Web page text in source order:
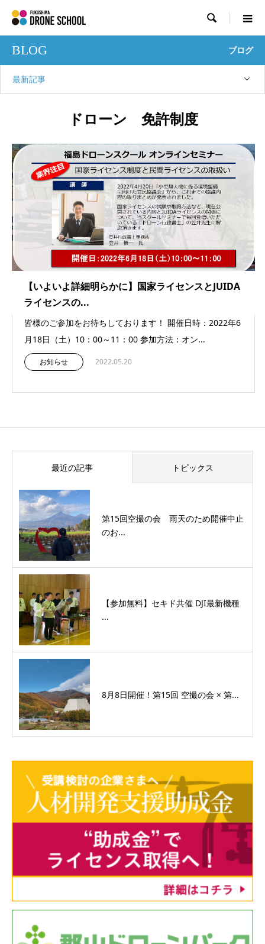

BLOG ブログ
最新記事
ドローン 免許制度
【いよいよ詳細明らかに】国家ライセンスとJUIDA
ライセンスの...
皆様のご参加をお待ちしております！ 開催日時：2022年6
月18日（土）10：00～11：00 参加方法：オン...
お知らせ 2022.05.20
最近の記事 トピックス
第15回空撮の会 雨天のため開催中止
のお...
【参加無料】セキド共催 DJI最新機種
...
8月8日開催！第15回 空撮の会 × 第...